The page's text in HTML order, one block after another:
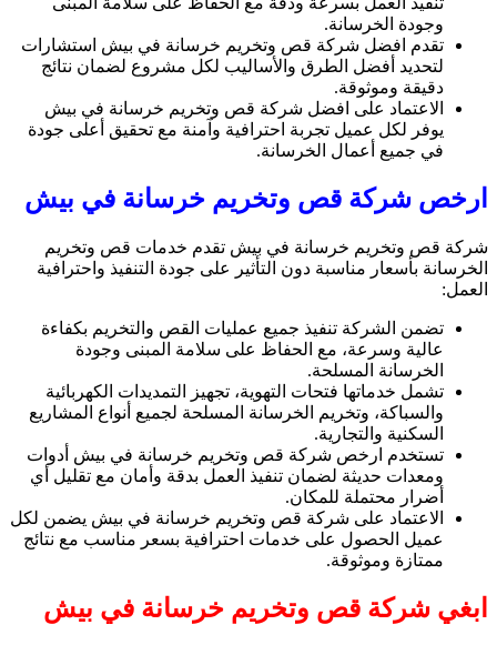
وجودة الخرسانة.
تقدم افضل شركة قص وتخريم خرسانة في بيش استشارات
لتحديد أفضل الطرق والأساليب لكل مشروع لضمان نتائج
دقيقة وموثوقة.
الاعتماد على افضل شركة قص وتخريم خرسانة في بيش
يوفر لكل عميل تجربة احترافية وآمنة مع تحقيق أعلى جودة
في جميع أعمال الخرسانة.
ارخص شركة قص وتخريم خرسانة في بيش
شركة قص وتخريم خرسانة في بيش تقدم خدمات قص وتخريم
الخرسانة بأسعار مناسبة دون التأثير على جودة التنفيذ واحترافية
العمل:
تضمن الشركة تنفيذ جميع عمليات القص والتخريم بكفاءة
عالية وسرعة، مع الحفاظ على سلامة المبنى وجودة
الخرسانة المسلحة.
تشمل خدماتها فتحات التهوية، تجهيز التمديدات الكهربائية
والسباكة، وتخريم الخرسانة المسلحة لجميع أنواع المشاريع
السكنية والتجارية.
تستخدم ارخص شركة قص وتخريم خرسانة في بيش أدوات
ومعدات حديثة لضمان تنفيذ العمل بدقة وأمان مع تقليل أي
أضرار محتملة للمكان.
الاعتماد على شركة قص وتخريم خرسانة في بيش يضمن لكل
عميل الحصول على خدمات احترافية بسعر مناسب مع نتائج
ممتازة وموثوقة.
ابغي شركة قص وتخريم خرسانة في بيش